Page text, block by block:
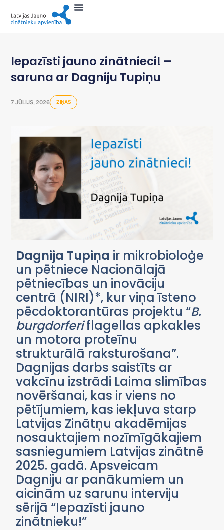
Iepazīsti jauno zinātnieci! –
saruna ar Dagniju Tupiņu
7 JŪLIJS, 2026 ZIŅAS
Dagnija Tupiņa ir mikrobioloģe
un pētniece Nacionālajā
pētniecības un inovāciju
centrā (NIRI)*, kur viņa īsteno
pēcdoktorantūras projektu “B.
burgdorferiflagellas apkakles
un motora proteīnu
strukturālā raksturošana”.
Dagnijas darbs saistīts ar
vakcīnu izstrādi Laima slimības
novēršanai, kas ir viens no
pētījumiem, kas iekļuva starp
Latvijas Zinātņu akadēmijas
nosauktajiem nozīmīgākajiem
sasniegumiem Latvijas zinātnē
2025. gadā. Apsveicam
Dagniju ar panākumiem un
aicinām uz sarunu interviju
sērijā “Iepazīsti jauno
zinātnieku!”